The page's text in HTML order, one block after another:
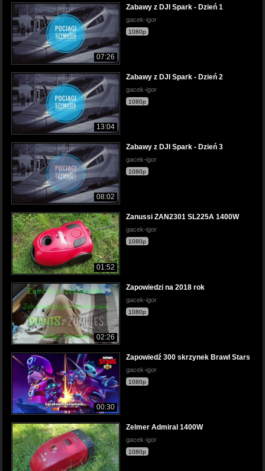
07:26
Zabawy z DJI Spark - Dzień 1
gacek-igor
1080p
13:04
Zabawy z DJI Spark - Dzień 2
gacek-igor
1080p
08:02
Zabawy z DJI Spark - Dzień 3
gacek-igor
1080p
01:52
Zanussi ZAN2301 SL225A 1400W
gacek-igor
1080p
02:26
Zapowiedzi na 2018 rok
gacek-igor
1080p
00:30
Zapowiedź 300 skrzynek Brawl Stars
gacek-igor
1080p
Zelmer Admiral 1400W
gacek-igor
1080p